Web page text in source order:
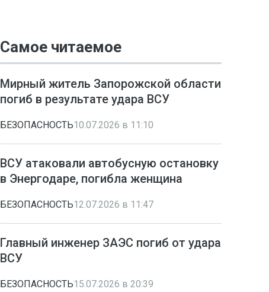
Самое читаемое
Мирный житель Запорожской области
погиб в результате удара ВСУ
БЕЗОПАСНОСТЬ10.07.2026 в 11:10
ВСУ атаковали автобусную остановку
в Энергодаре, погибла женщина
БЕЗОПАСНОСТЬ12.07.2026 в 11:47
Главный инженер ЗАЭС погиб от удара
ВСУ
БЕЗОПАСНОСТЬ15.07.2026 в 20:39